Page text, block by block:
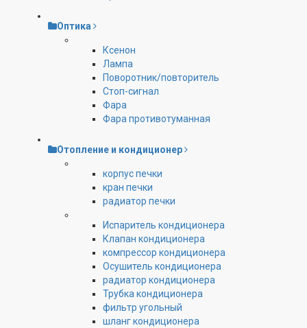
Оптика
Ксенон
Лампа
Поворотник/повторитель
Стоп-сигнал
Фара
Фара противотуманная
Отопление и кондиционер
корпус печки
кран печки
радиатор печки
Испаритель кондиционера
Клапан кондиционера
компрессор кондиционера
Осушитель кондиционера
радиатор кондиционера
Трубка кондиционера
фильтр угольный
шланг кондиционера